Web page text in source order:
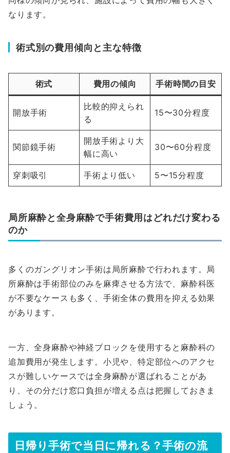
なります。
術式別の費用傾向と主な特徴
術式 費用の傾向 手術時間の目安
開放手術
比較的抑えられ
る
15〜30分程度
関節鏡手術
開放手術より大
幅に高い
30〜60分程度
穿刺吸引 手術より低い 5〜15分程度
局所麻酔と全身麻酔で手術費用はどれだけ変わる
のか
多くのガングリオン手術は局所麻酔で行われます。局
所麻酔は手術部位のみを麻痺させる方法で、麻酔科医
が不要なケースも多く、手術全体の費用を抑える効果
があります。
一方、全身麻酔や神経ブロックを使用すると麻酔科の
追加費用が発生します。小児や、特定部位へのアクセ
スが難しいケースでは全身麻酔が選ばれることがあ
り、その分だけ窓口負担が増える点は把握しておきま
しょう。
日帰り手術で当日に帰れる？手術の流